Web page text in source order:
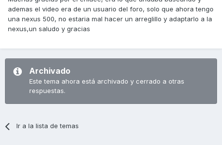
ademas el video era de un usuario del foro, solo que ahora tengo
una nexus 500, no estaria mal hacer un arreglillo y adaptarlo a la
nexus,un saludo y gracias
Archivado
Este tema ahora está archivado y cerrado a otras
respuestas.
Ir a la lista de temas